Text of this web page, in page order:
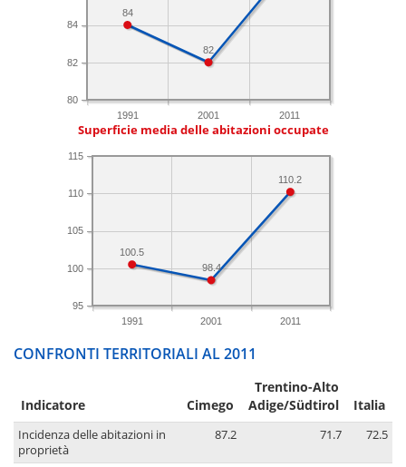
1991 2001 2011
80
82
84
82
84
Superficie media delle abitazioni occupate
1991 2001 2011
95
100
105
110
115
110.2
98.4
100.5
CONFRONTI TERRITORIALI AL 2011
Indicatore Cimego
Trentino-Alto
Adige/Südtirol
Italia
Incidenza delle abitazioni in
proprietà
87.2 71.7 72.5